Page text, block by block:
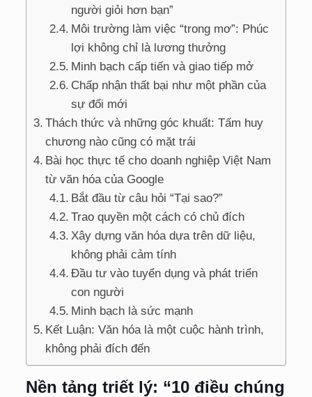
người giỏi hơn bạn”
Môi trường làm việc “trong mơ”: Phúc
lợi không chỉ là lương thưởng
Minh bạch cấp tiến và giao tiếp mở
Chấp nhận thất bại như một phần của
sự đổi mới
Thách thức và những góc khuất: Tấm huy
chương nào cũng có mặt trái
Bài học thực tế cho doanh nghiệp Việt Nam
từ văn hóa của Google
Bắt đầu từ câu hỏi “Tại sao?”
Trao quyền một cách có chủ đích
Xây dựng văn hóa dựa trên dữ liệu,
không phải cảm tính
Đầu tư vào tuyển dụng và phát triển
con người
Minh bạch là sức mạnh
Kết Luận: Văn hóa là một cuộc hành trình,
không phải đích đến
Nền tảng triết lý: “10 điều chúng